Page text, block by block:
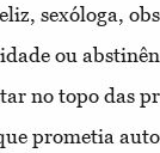
sexóloga,
ou
no topo das
prometia